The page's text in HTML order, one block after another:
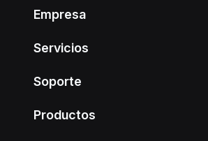
Empresa
Servicios
Soporte
Productos